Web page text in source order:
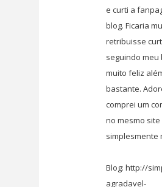
e curti a
blog. Ficaria
retribuisse
seguindo meu
muito feliz
bastante.
comprei um
no mesmo site
simplesmente
Blog: http://
agradavel-